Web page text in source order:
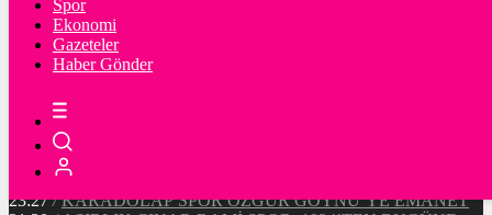
Spor
Ekonomi
Gazeteler
Haber Gönder
20:37 / CHP EYÜPSULTAN İLÇE ÖRGÜTÜ ÜYELERİ
/ MHP EYÜPSULTAN TEŞKİLATI’NIN ACI GÜNÜ
13:33
/ BAŞKAN DR. MİTHAT BÜLENT ÖZMEN’DEN
KAMUOYUNA AÇIKLAMA
Makyaj Sanatçısı Uzay Damla Yıldız, Uluslararası
Başarılarıyla Türkiye’yi Temsil Ediyor
23:27 / KARADOLAP SPOR ÖZGÜR GÖYNÜ’YE EMANET